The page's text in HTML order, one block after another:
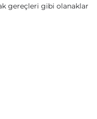
gereçleri gibi olanaklar